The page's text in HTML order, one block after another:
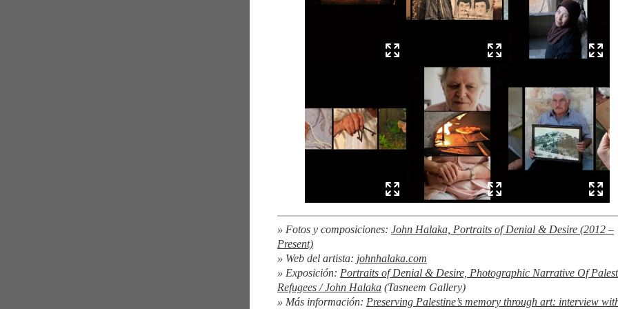
» Fotos y composiciones: John Halaka, Portraits of Denial & Desire (2012 –
Present)
» Web del artista: johnhalaka.com
» Exposición: Portraits of Denial & Desire, Photographic Narrative Of
Refugees / John Halaka (Tasneem Gallery)
» Más información: Preserving Palestine’s memory through art: interview